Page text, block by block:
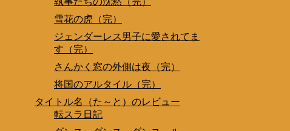
雪花の虎（完）
ジェンダーレス男子に愛されてま
す（完）
さんかく窓の外側は夜（完）
将国のアルタイル（完）
タイトル名（た～と）のレビュー
転スラ日記